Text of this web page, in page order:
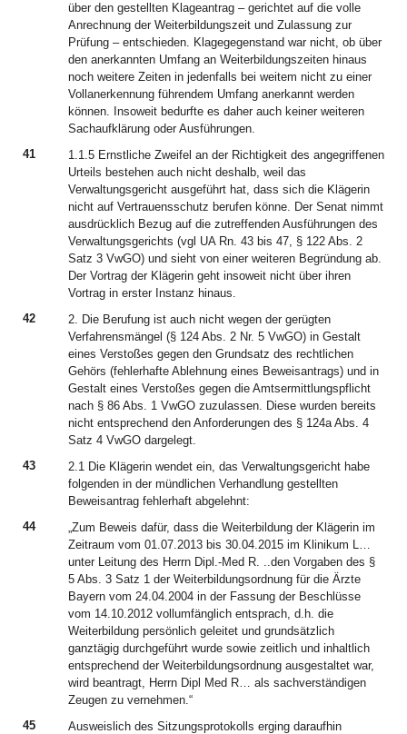
über den gestellten Klageantrag – gerichtet auf die volle
Anrechnung der Weiterbildungszeit und Zulassung zur
Prüfung – entschieden. Klagegegenstand war nicht, ob über
den anerkannten Umfang an Weiterbildungszeiten hinaus
noch weitere Zeiten in jedenfalls bei weitem nicht zu einer
Vollanerkennung führendem Umfang anerkannt werden
können. Insoweit bedurfte es daher auch keiner weiteren
Sachaufklärung oder Ausführungen.
41
1.1.5 Ernstliche Zweifel an der Richtigkeit des angegriffenen
Urteils bestehen auch nicht deshalb, weil das
Verwaltungsgericht ausgeführt hat, dass sich die Klägerin
nicht auf Vertrauensschutz berufen könne. Der Senat nimmt
ausdrücklich Bezug auf die zutreffenden Ausführungen des
Verwaltungsgerichts (vgl UA Rn. 43 bis 47, § 122 Abs. 2
Satz 3 VwGO) und sieht von einer weiteren Begründung ab.
Der Vortrag der Klägerin geht insoweit nicht über ihren
Vortrag in erster Instanz hinaus.
42
2. Die Berufung ist auch nicht wegen der gerügten
Verfahrensmängel (§ 124 Abs. 2 Nr. 5 VwGO) in Gestalt
eines Verstoßes gegen den Grundsatz des rechtlichen
Gehörs (fehlerhafte Ablehnung eines Beweisantrags) und in
Gestalt eines Verstoßes gegen die Amtsermittlungspflicht
nach § 86 Abs. 1 VwGO zuzulassen. Diese wurden bereits
nicht entsprechend den Anforderungen des § 124a Abs. 4
Satz 4 VwGO dargelegt.
43
2.1 Die Klägerin wendet ein, das Verwaltungsgericht habe
folgenden in der mündlichen Verhandlung gestellten
Beweisantrag fehlerhaft abgelehnt:
44
„Zum Beweis dafür, dass die Weiterbildung der Klägerin im
Zeitraum vom 01.07.2013 bis 30.04.2015 im Klinikum L…
unter Leitung des Herrn Dipl.-Med R. ..den Vorgaben des §
5 Abs. 3 Satz 1 der Weiterbildungsordnung für die Ärzte
Bayern vom 24.04.2004 in der Fassung der Beschlüsse
vom 14.10.2012 vollumfänglich entsprach, d.h. die
Weiterbildung persönlich geleitet und grundsätzlich
ganztägig durchgeführt wurde sowie zeitlich und inhaltlich
entsprechend der Weiterbildungsordnung ausgestaltet war,
wird beantragt, Herrn Dipl Med R… als sachverständigen
Zeugen zu vernehmen.“
45
Ausweislich des Sitzungsprotokolls erging daraufhin